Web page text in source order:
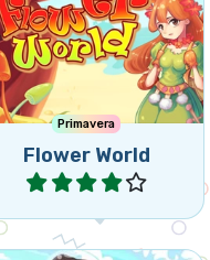
Primavera
Flower World
Jugar
buzos lo más rápido
posible?